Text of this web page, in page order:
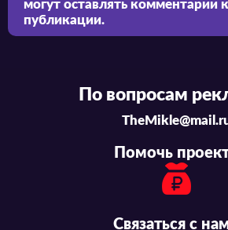
могут оставлять комментарии
публикации.
По вопросам
Помочь
Связаться с